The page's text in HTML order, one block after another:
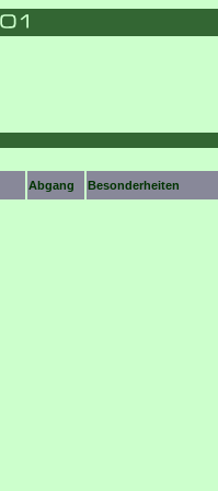
Abgang Besonderheiten